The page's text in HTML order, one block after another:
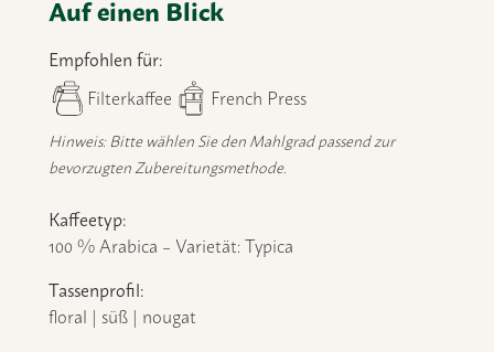
Auf einen Blick
Empfohlen für:
Filterkaffee French Press
Hinweis: Bitte wählen Sie den Mahlgrad passend zur
bevorzugten Zubereitungsmethode.
Kaffeetyp:
100 % Arabica – Varietät: Typica
Tassenprofil:
floral | süß | nougat